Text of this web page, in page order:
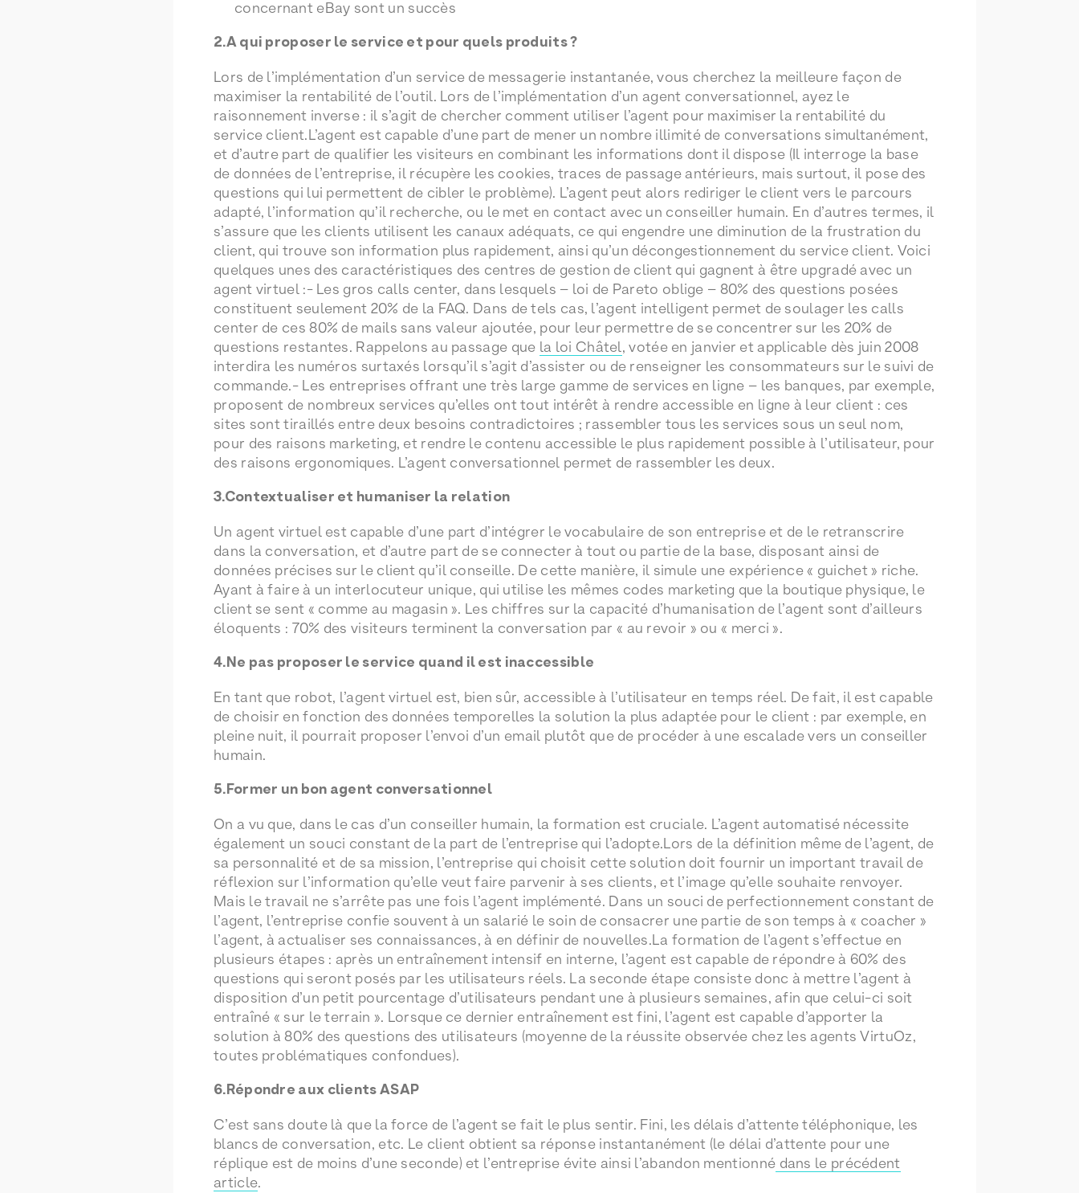
concernant eBay sont un succès
2.A qui proposer le service et pour quels produits ?
Lors de l’implémentation d’un service de messagerie instantanée, vous cherchez la meilleure façon de
maximiser la rentabilité de l’outil. Lors de l’implémentation d’un agent conversationnel, ayez le
raisonnement inverse : il s’agit de chercher comment utiliser l’agent pour maximiser la rentabilité du
service client.L’agent est capable d’une part de mener un nombre illimité de conversations simultanément,
et d’autre part de qualifier les visiteurs en combinant les informations dont il dispose (Il interroge la base
de données de l’entreprise, il récupère les cookies, traces de passage antérieurs, mais surtout, il pose des
questions qui lui permettent de cibler le problème). L’agent peut alors rediriger le client vers le parcours
adapté, l’information qu’il recherche, ou le met en contact avec un conseiller humain. En d’autres termes, il
s’assure que les clients utilisent les canaux adéquats, ce qui engendre une diminution de la frustration du
client, qui trouve son information plus rapidement, ainsi qu’un décongestionnement du service client. Voici
quelques unes des caractéristiques des centres de gestion de client qui gagnent à être upgradé avec un
agent virtuel :- Les gros calls center, dans lesquels – loi de Pareto oblige – 80% des questions posées
constituent seulement 20% de la FAQ. Dans de tels cas, l’agent intelligent permet de soulager les calls
center de ces 80% de mails sans valeur ajoutée, pour leur permettre de se concentrer sur les 20% de
questions restantes. Rappelons au passage que la loi Châtel, votée en janvier et applicable dès juin 2008
interdira les numéros surtaxés lorsqu’il s’agit d’assister ou de renseigner les consommateurs sur le suivi de
commande.- Les entreprises offrant une très large gamme de services en ligne – les banques, par exemple,
proposent de nombreux services qu’elles ont tout intérêt à rendre accessible en ligne à leur client : ces
sites sont tiraillés entre deux besoins contradictoires ; rassembler tous les services sous un seul nom,
pour des raisons marketing, et rendre le contenu accessible le plus rapidement possible à l’utilisateur, pour
des raisons ergonomiques. L’agent conversationnel permet de rassembler les deux.
3.Contextualiser et humaniser la relation
Un agent virtuel est capable d’une part d’intégrer le vocabulaire de son entreprise et de le retranscrire
dans la conversation, et d’autre part de se connecter à tout ou partie de la base, disposant ainsi de
données précises sur le client qu’il conseille. De cette manière, il simule une expérience « guichet » riche.
Ayant à faire à un interlocuteur unique, qui utilise les mêmes codes marketing que la boutique physique, le
client se sent « comme au magasin ». Les chiffres sur la capacité d’humanisation de l’agent sont d’ailleurs
éloquents : 70% des visiteurs terminent la conversation par « au revoir » ou « merci ».
4.Ne pas proposer le service quand il est inaccessible
En tant que robot, l’agent virtuel est, bien sûr, accessible à l’utilisateur en temps réel. De fait, il est capable
de choisir en fonction des données temporelles la solution la plus adaptée pour le client : par exemple, en
pleine nuit, il pourrait proposer l’envoi d’un email plutôt que de procéder à une escalade vers un conseiller
humain.
5.Former un bon agent conversationnel
On a vu que, dans le cas d’un conseiller humain, la formation est cruciale. L’agent automatisé nécessite
également un souci constant de la part de l’entreprise qui l’adopte.Lors de la définition même de l’agent, de
sa personnalité et de sa mission, l’entreprise qui choisit cette solution doit fournir un important travail de
réflexion sur l’information qu’elle veut faire parvenir à ses clients, et l’image qu’elle souhaite renvoyer.
Mais le travail ne s’arrête pas une fois l’agent implémenté. Dans un souci de perfectionnement constant de
l’agent, l’entreprise confie souvent à un salarié le soin de consacrer une partie de son temps à « coacher »
l’agent, à actualiser ses connaissances, à en définir de nouvelles.La formation de l’agent s’effectue en
plusieurs étapes : après un entraînement intensif en interne, l’agent est capable de répondre à 60% des
questions qui seront posés par les utilisateurs réels. La seconde étape consiste donc à mettre l’agent à
disposition d’un petit pourcentage d’utilisateurs pendant une à plusieurs semaines, afin que celui-ci soit
entraîné « sur le terrain ». Lorsque ce dernier entraînement est fini, l’agent est capable d’apporter la
solution à 80% des questions des utilisateurs (moyenne de la réussite observée chez les agents VirtuOz,
toutes problématiques confondues).
6.Répondre aux clients ASAP
C’est sans doute là que la force de l’agent se fait le plus sentir. Fini, les délais d’attente téléphonique, les
blancs de conversation, etc. Le client obtient sa réponse instantanément (le délai d’attente pour une
réplique est de moins d’une seconde) et l’entreprise évite ainsi l’abandon mentionné dans le précédent
article.